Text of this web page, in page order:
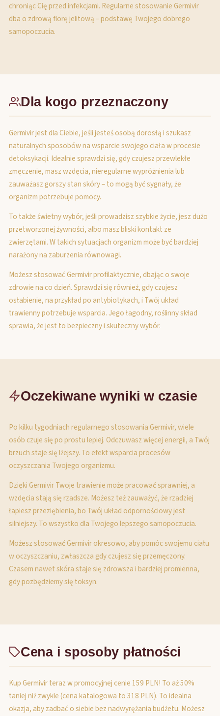
chroniąc Cię przed infekcjami. Regularne stosowanie Germivir
dba o zdrową florę jelitową – podstawę Twojego dobrego
samopoczucia.
Dla kogo przeznaczony
Germivir jest dla Ciebie, jeśli jesteś osobą dorosłą i szukasz
naturalnych sposobów na wsparcie swojego ciała w procesie
detoksykacji. Idealnie sprawdzi się, gdy czujesz przewlekłe
zmęczenie, masz wzdęcia, nieregularne wypróżnienia lub
zauważasz gorszy stan skóry – to mogą być sygnały, że
organizm potrzebuje pomocy.
To także świetny wybór, jeśli prowadzisz szybkie życie, jesz dużo
przetworzonej żywności, albo masz bliski kontakt ze
zwierzętami. W takich sytuacjach organizm może być bardziej
narażony na zaburzenia równowagi.
Możesz stosować Germivir profilaktycznie, dbając o swoje
zdrowie na co dzień. Sprawdzi się również, gdy czujesz
osłabienie, na przykład po antybiotykach, i Twój układ
trawienny potrzebuje wsparcia. Jego łagodny, roślinny skład
sprawia, że jest to bezpieczny i skuteczny wybór.
Oczekiwane wyniki w czasie
Po kilku tygodniach regularnego stosowania Germivir, wiele
osób czuje się po prostu lepiej. Odczuwasz więcej energii, a Twój
brzuch staje się lżejszy. To efekt wsparcia procesów
oczyszczania Twojego organizmu.
Dzięki Germivir Twoje trawienie może pracować sprawniej, a
wzdęcia stają się rzadsze. Możesz też zauważyć, że rzadziej
łapiesz przeziębienia, bo Twój układ odpornościowy jest
silniejszy. To wszystko dla Twojego lepszego samopoczucia.
Możesz stosować Germivir okresowo, aby pomóc swojemu ciału
w oczyszczaniu, zwłaszcza gdy czujesz się przemęczony.
Czasem nawet skóra staje się zdrowsza i bardziej promienna,
gdy pozbędziemy się toksyn.
Cena i sposoby płatności
Kup Germivir teraz w promocyjnej cenie 159 PLN! To aż 50%
taniej niż zwykle (cena katalogowa to 318 PLN). To idealna
okazja, aby zadbać o siebie bez nadwyrężania budżetu. Możesz